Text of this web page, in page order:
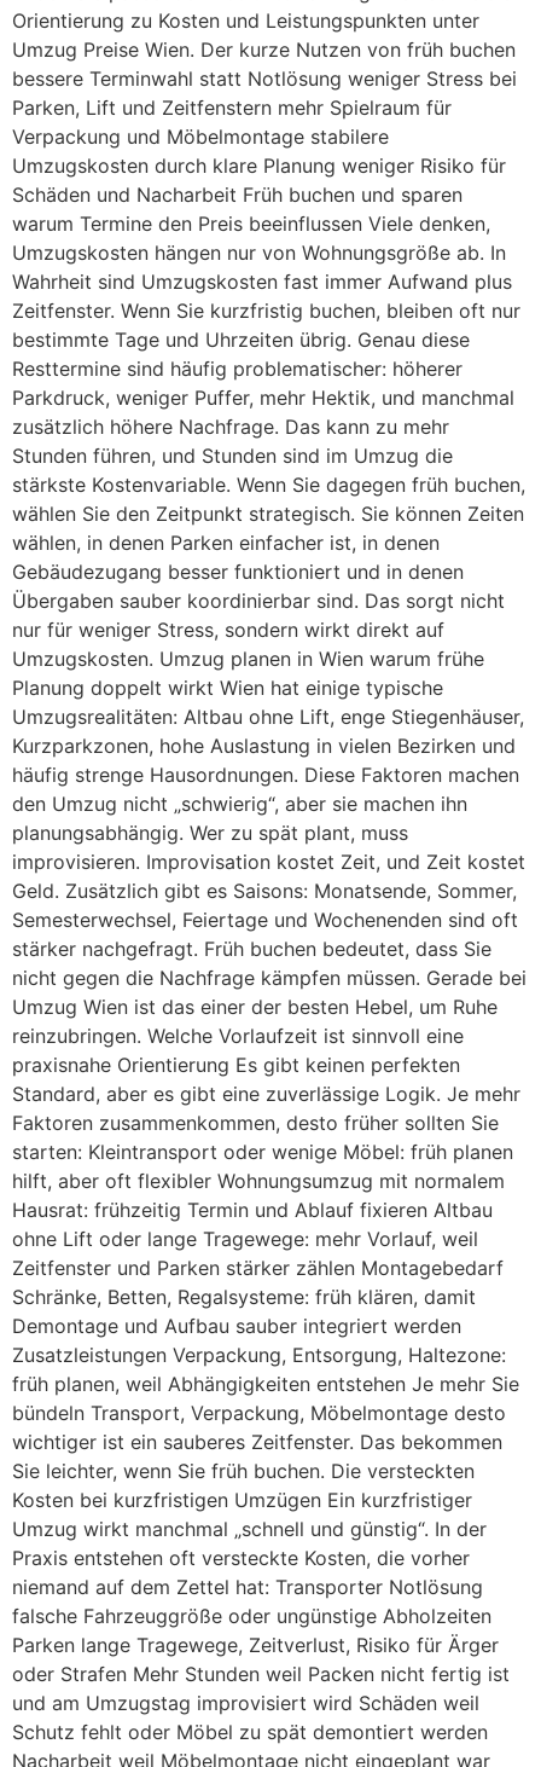
Orientierung zu Kosten und Leistungspunkten unter
Umzug Preise Wien. Der kurze Nutzen von früh buchen
bessere Terminwahl statt Notlösung weniger Stress bei
Parken, Lift und Zeitfenstern mehr Spielraum für
Verpackung und Möbelmontage stabilere
Umzugskosten durch klare Planung weniger Risiko für
Schäden und Nacharbeit Früh buchen und sparen
warum Termine den Preis beeinflussen Viele denken,
Umzugskosten hängen nur von Wohnungsgröße ab. In
Wahrheit sind Umzugskosten fast immer Aufwand plus
Zeitfenster. Wenn Sie kurzfristig buchen, bleiben oft nur
bestimmte Tage und Uhrzeiten übrig. Genau diese
Resttermine sind häufig problematischer: höherer
Parkdruck, weniger Puffer, mehr Hektik, und manchmal
zusätzlich höhere Nachfrage. Das kann zu mehr
Stunden führen, und Stunden sind im Umzug die
stärkste Kostenvariable. Wenn Sie dagegen früh buchen,
wählen Sie den Zeitpunkt strategisch. Sie können Zeiten
wählen, in denen Parken einfacher ist, in denen
Gebäudezugang besser funktioniert und in denen
Übergaben sauber koordinierbar sind. Das sorgt nicht
nur für weniger Stress, sondern wirkt direkt auf
Umzugskosten. Umzug planen in Wien warum frühe
Planung doppelt wirkt Wien hat einige typische
Umzugsrealitäten: Altbau ohne Lift, enge Stiegenhäuser,
Kurzparkzonen, hohe Auslastung in vielen Bezirken und
häufig strenge Hausordnungen. Diese Faktoren machen
den Umzug nicht „schwierig“, aber sie machen ihn
planungsabhängig. Wer zu spät plant, muss
improvisieren. Improvisation kostet Zeit, und Zeit kostet
Geld. Zusätzlich gibt es Saisons: Monatsende, Sommer,
Semesterwechsel, Feiertage und Wochenenden sind oft
stärker nachgefragt. Früh buchen bedeutet, dass Sie
nicht gegen die Nachfrage kämpfen müssen. Gerade bei
Umzug Wien ist das einer der besten Hebel, um Ruhe
reinzubringen. Welche Vorlaufzeit ist sinnvoll eine
praxisnahe Orientierung Es gibt keinen perfekten
Standard, aber es gibt eine zuverlässige Logik. Je mehr
Faktoren zusammenkommen, desto früher sollten Sie
starten: Kleintransport oder wenige Möbel: früh planen
hilft, aber oft flexibler Wohnungsumzug mit normalem
Hausrat: frühzeitig Termin und Ablauf fixieren Altbau
ohne Lift oder lange Tragewege: mehr Vorlauf, weil
Zeitfenster und Parken stärker zählen Montagebedarf
Schränke, Betten, Regalsysteme: früh klären, damit
Demontage und Aufbau sauber integriert werden
Zusatzleistungen Verpackung, Entsorgung, Haltezone:
früh planen, weil Abhängigkeiten entstehen Je mehr Sie
bündeln Transport, Verpackung, Möbelmontage desto
wichtiger ist ein sauberes Zeitfenster. Das bekommen
Sie leichter, wenn Sie früh buchen. Die versteckten
Kosten bei kurzfristigen Umzügen Ein kurzfristiger
Umzug wirkt manchmal „schnell und günstig“. In der
Praxis entstehen oft versteckte Kosten, die vorher
niemand auf dem Zettel hat: Transporter Notlösung
falsche Fahrzeuggröße oder ungünstige Abholzeiten
Parken lange Tragewege, Zeitverlust, Risiko für Ärger
oder Strafen Mehr Stunden weil Packen nicht fertig ist
und am Umzugstag improvisiert wird Schäden weil
Schutz fehlt oder Möbel zu spät demontiert werden
Nacharbeit weil Möbelmontage nicht eingeplant war